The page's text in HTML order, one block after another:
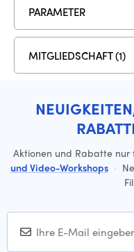
PARAMETER
MITGLIEDSCHAFT (1)
Aktionen und Rabatte nur
und Video-Workshops ·